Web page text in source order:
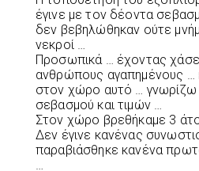
έγινε με τον δέοντα
δεν βεβηλώθηκαν ούτε
νεκροί …
Προσωπικά … έχοντας
ανθρώπους αγαπημένους …
στον χώρο αυτό …
σεβασμού και τιμών …
Στον χώρο βρεθήκαμε 3
Δεν έγινε κανένας
παραβιάσθηκε κανένα